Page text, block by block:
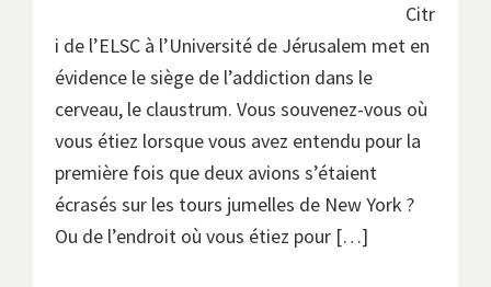
Citr
i de l’ELSC à l’Université de Jérusalem met en
évidence le siège de l’addiction dans le
cerveau, le claustrum. Vous souvenez-vous où
vous étiez lorsque vous avez entendu pour la
première fois que deux avions s’étaient
écrasés sur les tours jumelles de New York ?
Ou de l’endroit où vous étiez pour […]